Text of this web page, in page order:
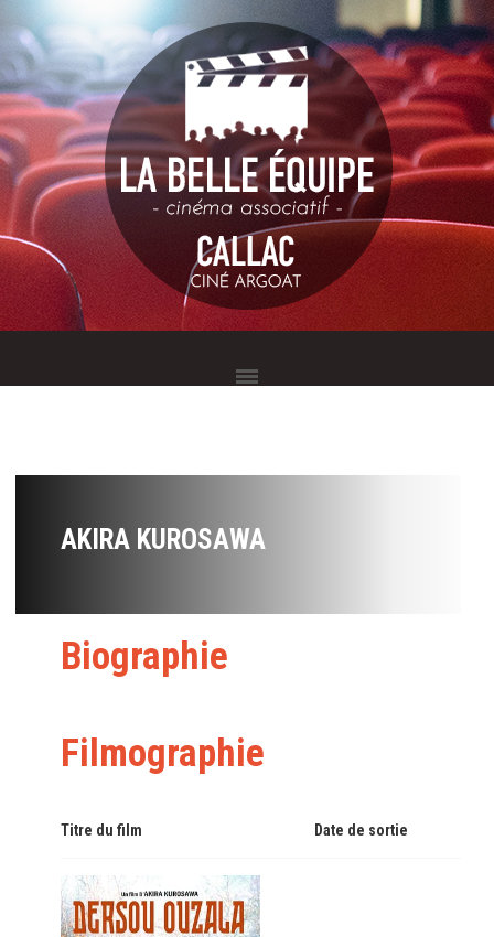
AKIRA KUROSAWA
Biographie
Filmographie
Titre du film Date de sortie